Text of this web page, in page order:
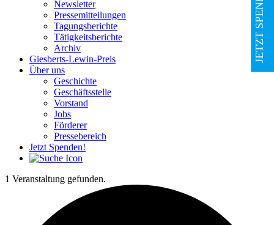
Newsletter
Pressemitteilungen
Tagungsberichte
Tätigkeitsberichte
Archiv
Giesberts-Lewin-Preis
Über uns
Geschichte
Geschäftsstelle
Vorstand
Jobs
Förderer
Pressebereich
Jetzt Spenden!
1 Veranstaltung gefunden.
JETZT SPENDEN!